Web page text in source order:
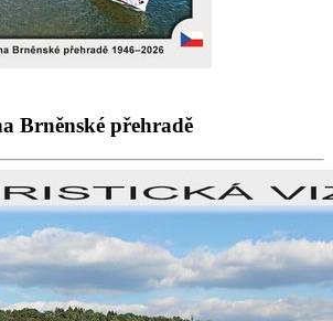
Brněnské přehradě